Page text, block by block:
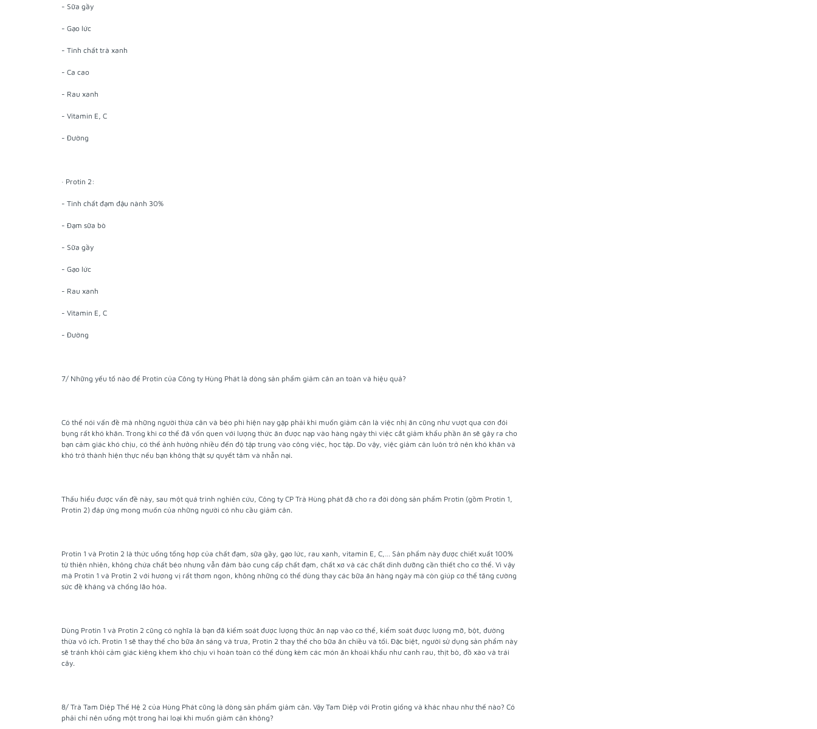
- Sữa gầy
- Gạo lức
- Tinh chất trà xanh
- Ca cao
- Rau xanh
- Vitamin E, C
- Đường
· Protin 2:
- Tinh chất đạm đậu nành 30%
- Đạm sữa bò
- Sữa gầy
- Gạo lức
- Rau xanh
- Vitamin E, C
- Đường
7/ Những yếu tố nào để Protin của Công ty Hùng Phát là dòng sản phẩm giảm cân an toàn và hiệu quả?
Có thể nói vấn đề mà những người thừa cân và béo phì hiện nay gặp phải khi muốn giảm cân là việc nhị ăn cũng như vượt qua cơn đói
bụng rất khó khăn. Trong khi cơ thể đã vốn quen với lượng thức ăn được nạp vào hàng ngày thì việc cắt giảm khẩu phần ăn sẽ gây ra cho
bạn cảm giác khó chịu, có thể ảnh hưởng nhiều đến độ tập trung vào công việc, học tập. Do vậy, việc giảm cân luôn trở nên khó khăn và
khó trở thành hiện thực nếu bạn không thật sự quyết tâm và nhẫn nại.
Thấu hiểu được vấn đề này, sau một quá trình nghiên cứu, Công ty CP Trà Hùng phát đã cho ra đời dòng sản phẩm Protin (gồm Protin 1,
Protin 2) đáp ứng mong muốn của những người có nhu cầu giảm cân.
Protin 1 và Protin 2 là thức uống tổng hợp của chất đạm, sữa gầy, gạo lức, rau xanh, vitamin E, C,… Sản phẩm này được chiết xuất 100%
từ thiên nhiên, không chứa chất béo nhưng vẫn đảm bảo cung cấp chất đạm, chất xơ và các chất dinh dưỡng cần thiết cho cơ thể. Vì vậy
mà Protin 1 và Protin 2 với hương vị rất thơm ngon, không những có thể dùng thay các bữa ăn hàng ngày mà còn giúp cơ thể tăng cường
sức đề kháng và chống lão hóa.
Dùng Protin 1 và Protin 2 cũng có nghĩa là bạn đã kiểm soát được lượng thức ăn nạp vào cơ thể, kiểm soát được lượng mỡ, bột, đường
thừa vô ích. Protin 1 sẽ thay thế cho bữa ăn sáng và trưa, Protin 2 thay thế cho bữa ăn chiều và tối. Đặc biệt, người sử dụng sản phẩm này
sẽ tránh khỏi cảm giác kiêng khem khó chịu vì hoàn toàn có thể dùng kèm các món ăn khoái khẩu như canh rau, thịt bò, đồ xào và trái
cây.
8/ Trà Tam Diệp Thế Hệ 2 của Hùng Phát cũng là dòng sản phẩm giảm cân. Vậy Tam Diệp với Protin giống và khác nhau như thế nào? Có
phải chỉ nên uống một trong hai loại khi muốn giảm cân không?